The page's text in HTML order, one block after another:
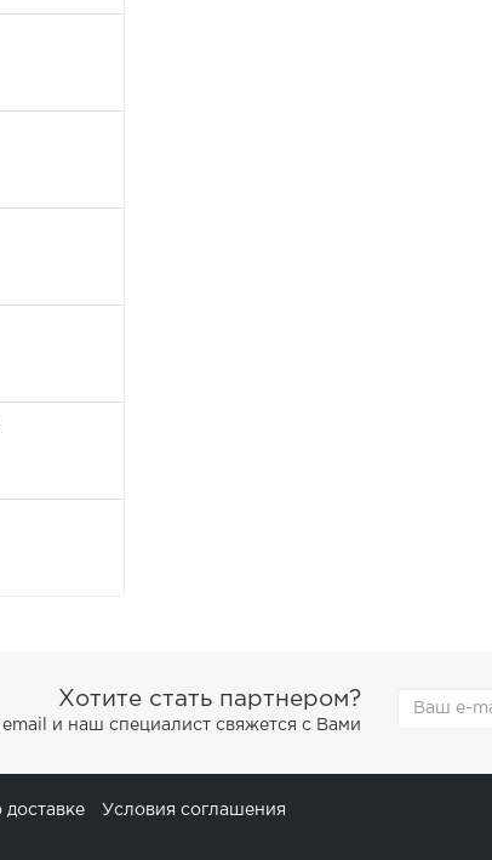
Хотите стать партнером?
email и наш специалист свяжется с Вами
Условия соглашения